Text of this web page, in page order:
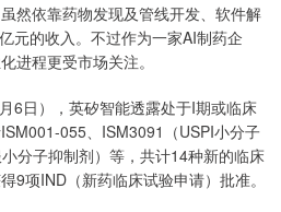
然依靠药物发现及管线开发、软件解
元的收入。不过作为一家AI制药企
进程更受市场关注。
6日），英矽智能透露处于I期或临床
055、ISM3091（USPI小分子
分子抑制剂）等，共计14种新的临床
9项IND（新药临床试验申请）批准。